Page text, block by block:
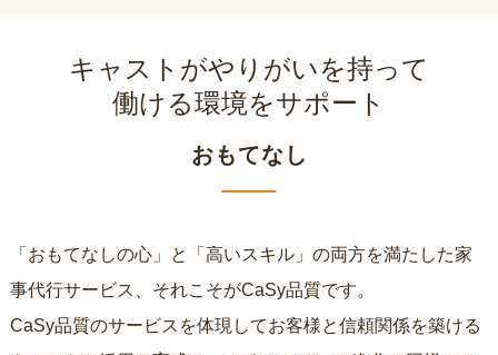
キャストがやりがいを持って
働ける環境をサポート
おもてなし
「おもてなしの心」と「高いスキル」の両方を満たした家
事代行サービス、それこそがCaSy品質です。
CaSy品質のサービスを体現してお客様と信頼関係を築ける